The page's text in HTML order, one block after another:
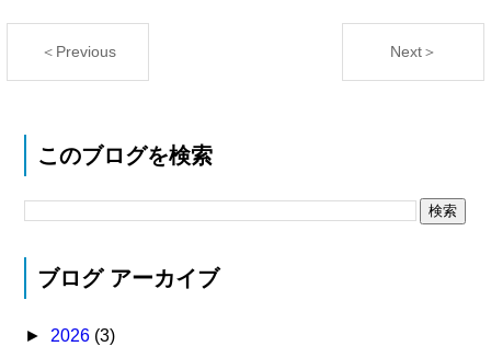
＜Previous Next＞
このブログを検索
ブログ アーカイブ
► 2026 (3)